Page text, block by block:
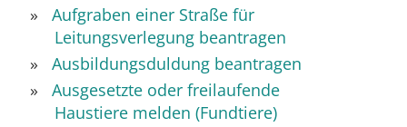
Aufgraben einer Straße für
Leitungsverlegung beantragen
Ausbildungsduldung beantragen
Ausgesetzte oder freilaufende
Haustiere melden (Fundtiere)